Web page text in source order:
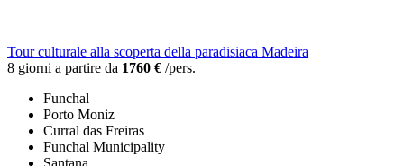
Tour culturale alla scoperta della paradisiaca Madeira
8 giorni a partire da 1760 € /pers.
Funchal
Porto Moniz
Curral das Freiras
Funchal Municipality
Santana